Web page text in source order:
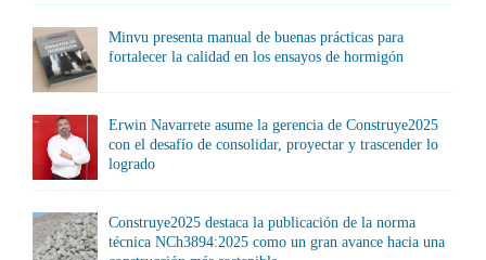
Minvu presenta manual de buenas prácticas para
fortalecer la calidad en los ensayos de hormigón
Erwin Navarrete asume la gerencia de Construye2025
con el desafío de consolidar, proyectar y trascender lo
logrado
Construye2025 destaca la publicación de la norma
técnica NCh3894:2025 como un gran avance hacia una